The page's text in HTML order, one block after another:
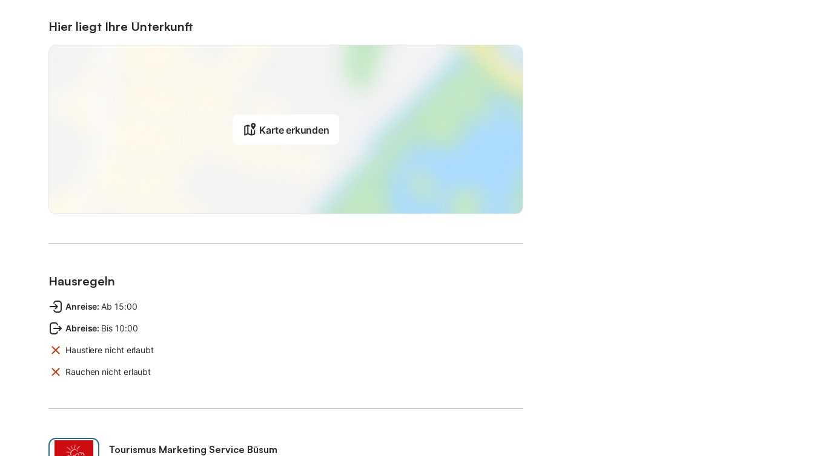
Die Bett- und Handtuchwäsche kann für 22,00 EUR pro Person beim Gastgeber gemietet werden. Die Betten müssen
Hier liegt Ihre Unterkunft
Karte erkunden
Hausregeln
Anreise: Ab 15:00
Abreise: Bis 10:00
Haustiere nicht erlaubt
Rauchen nicht erlaubt
Tourismus Marketing Service Büsum